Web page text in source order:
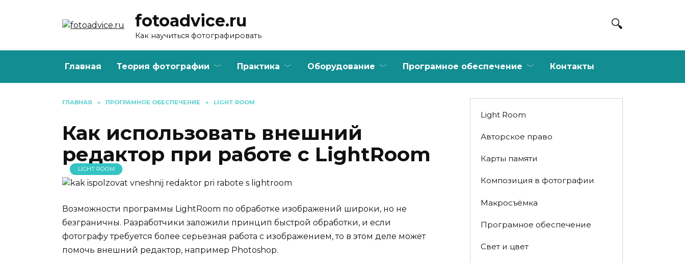
fotoadvice.ru
Как научиться фотографировать
Главная Теория фотографии Практика Оборудование Програмное обеспечение Контакты
ГЛАВНАЯ » ПРОГРАМНОЕ ОБЕСПЕЧЕНИЕ » LIGHT ROOM
Как использовать внешний
редактор при работе с LightRoom
LIGHT ROOM
Возможности программы LightRoom по обработке изображений широки, но не
безграничны. Разработчики заложили принцип быстрой обработки, и если
фотографу требуется более серьезная работа с изображением, то в этом деле может
помочь внешний редактор, например Photoshop.
Light Room
Авторское право
Карты памяти
Композиция в фотографии
Макросъёмка
Програмное обеспечение
Свет и цвет